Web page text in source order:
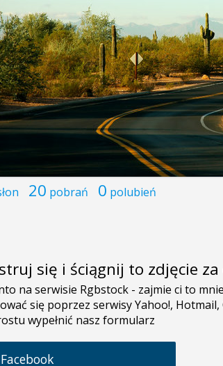
20 pobrań 0 polubień
się i ściągnij to zdjęcie